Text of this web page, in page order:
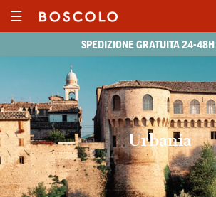
SPEDIZIONE GRATUITA 24-48H
☰
Urbania